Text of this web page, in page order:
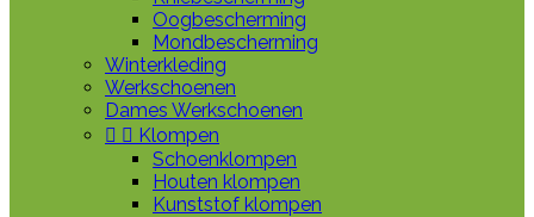
Oogbescherming
Mondbescherming
Winterkleding
Werkschoenen
Dames Werkschoenen
  Klompen
Schoenklompen
Houten klompen
Kunststof klompen